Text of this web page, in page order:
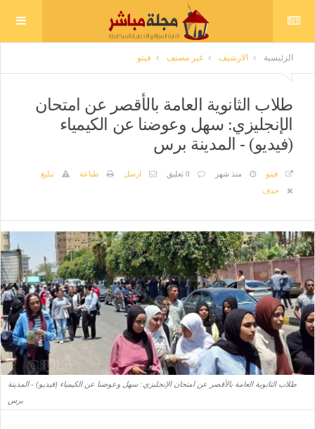
الرئيسية الارشيف غير مصنف فيتو
طلاب الثانوية العامة بالأقصر عن امتحان
الإنجليزي: سهل وعوضنا عن الكيمياء
(فيديو) - المدينة برس
فيتو منذ شهر 0 تعليق ارسل طباعة
تبليغ
حذف
طلاب الثانوية العامة بالأقصر عن امتحان الإنجليزي: سهل وعوضنا عن الكيمياء (فيديو) - المدينة
برس